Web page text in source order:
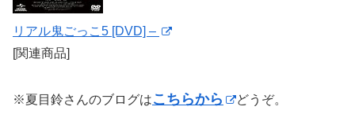
リアル鬼ごっこ5 [DVD] –
[関連商品]
※夏目鈴さんのブログはこちらから どうぞ。